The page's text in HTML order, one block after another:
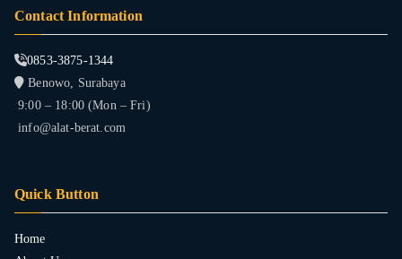
Contact Information
0853-3875-1344
Benowo, Surabaya
9:00 – 18:00 (Mon – Fri)
info@alat-berat.com
Quick Button
Home